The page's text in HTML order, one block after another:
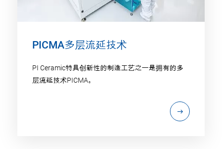
PICMA多层流延技术
PI Ceramic特具创新性的制造工艺之一是拥有的多
层流延技术PICMA。